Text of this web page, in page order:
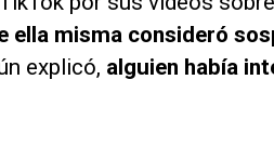
misma consideró
explicó, alguien había